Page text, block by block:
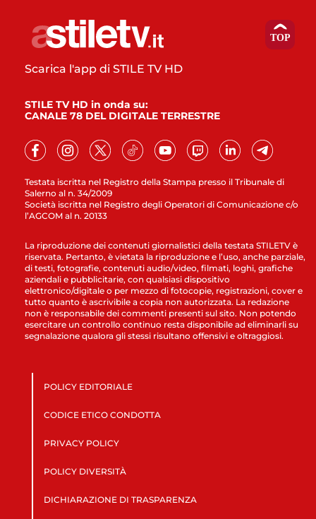
Testata iscritta nel Registro della Stampa presso il Tribunale di
Salerno al n. 34/2009
Società iscritta nel Registro degli Operatori di Comunicazione c/o
l’AGCOM al n. 20133
Scarica l'app di STILE TV HD
STILE TV HD in onda su:
CANALE 78 DEL DIGITALE TERRESTRE
La riproduzione dei contenuti giornalistici della testata STILETV è
riservata. Pertanto, è vietata la riproduzione e l’uso, anche parziale,
di testi, fotografie, contenuti audio/video, filmati, loghi, grafiche
aziendali e pubblicitarie, con qualsiasi dispositivo
elettronico/digitale o per mezzo di fotocopie, registrazioni, cover e
tutto quanto è ascrivibile a copia non autorizzata. La redazione
non è responsabile dei commenti presenti sul sito. Non potendo
esercitare un controllo continuo resta disponibile ad eliminarli su
segnalazione qualora gli stessi risultano offensivi e oltraggiosi.
POLICY EDITORIALE
CODICE ETICO CONDOTTA
PRIVACY POLICY
POLICY DIVERSITÀ
DICHIARAZIONE DI TRASPARENZA